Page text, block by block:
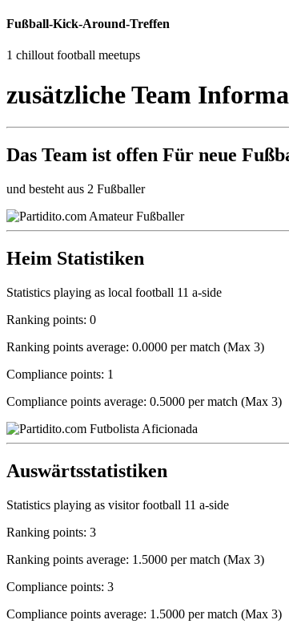
Fußball-Kick-Around-Treffen
1 chillout football meetups
zusätzliche Team
Das Team ist offen Für neue
und besteht aus 2 Fußballer
Heim Statistiken
Statistics playing as local football 11 a-side
Ranking points: 0
Ranking points average: 0.0000 per match (Max 3)
Compliance points: 1
Compliance points average: 0.5000 per match (Max 3)
Auswärtsstatistiken
Statistics playing as visitor football 11 a-side
Ranking points: 3
Ranking points average: 1.5000 per match (Max 3)
Compliance points: 3
Compliance points average: 1.5000 per match (Max 3)